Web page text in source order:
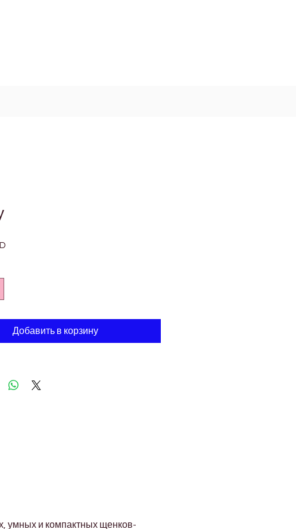
Добавить в корзину
умных и компактных щенков-